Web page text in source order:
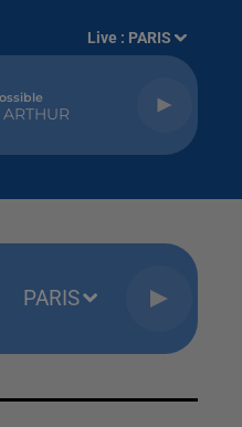
Live : PARIS
PARIS